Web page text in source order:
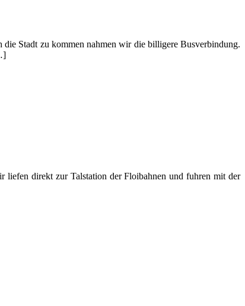
Stadt zu kommen nahmen wir die billigere Busverbindung.
direkt zur Talstation der Floibahnen und fuhren mit der